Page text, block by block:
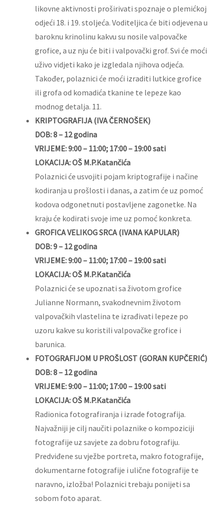
likovne aktivnosti proširivati spoznaje o plemićkoj
odjeći 18. i 19. stoljeća. Voditeljica će biti odjevena u
baroknu krinolinu kakvu su nosile valpovačke
grofice, a uz nju će biti i valpovački grof. Svi će moći
uživo vidjeti kako je izgledala njihova odjeća.
Također, polaznici će moći izraditi lutkice grofice
ili grofa od komadića tkanine te lepeze kao
modnog detalja. 11.
KRIPTOGRAFIJA (IVA ČERNOŠEK)
DOB: 8 – 12 godina
VRIJEME: 9:00 – 11:00; 17:00 – 19:00 sati
LOKACIJA: OŠ M.P.Katančića
Polaznici će usvojiti pojam kriptografije i načine
kodiranja u prošlosti i danas, a zatim će uz pomoć
kodova odgonetnuti postavljene zagonetke. Na
kraju će kodirati svoje ime uz pomoć konkreta.
GROFICA VELIKOG SRCA (IVANA KAPULAR)
DOB: 9 – 12 godina
VRIJEME: 9:00 – 11:00; 17:00 – 19:00 sati
LOKACIJA: OŠ M.P.Katančića
Polaznici će se upoznati sa životom grofice
Julianne Normann, svakodnevnim životom
valpovačkih vlastelina te izrađivati lepeze po
uzoru kakve su koristili valpovačke grofice i
barunica.
FOTOGRAFIJOM U PROŠLOST (GORAN KUPČERIĆ)
DOB: 8 – 12 godina
VRIJEME: 9:00 – 11:00; 17:00 – 19:00 sati
LOKACIJA: OŠ M.P.Katančića
Radionica fotografiranja i izrade fotografija.
Najvažniji je cilj naučiti polaznike o kompoziciji
fotografije uz savjete za dobru fotografiju.
Predviđene su vježbe portreta, makro fotografije,
dokumentarne fotografije i ulične fotografije te
naravno, izložba! Polaznici trebaju ponijeti sa
sobom foto aparat.